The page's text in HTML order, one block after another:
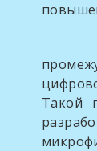
В
Такой